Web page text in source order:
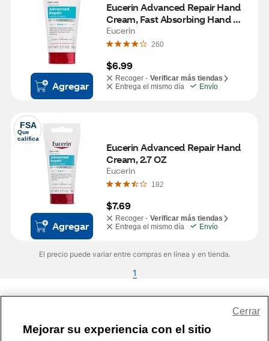
Agregar
Eucerin Advanced Repair Hand
Cream, Fast Absorbing Hand
Lotion, Use After Hand Washing,
2.7 OZ
Eucerin
260
$6.99
Recoger - Verificar más tiendas
Entrega el mismo día
Envío
FSA
Que
califica
Agregar
Eucerin Advanced Repair Hand
Cream, 2.7 OZ
Eucerin
182
$7.69
Recoger - Verificar más tiendas
Entrega el mismo día
Envío
El precio puede variar entre compras en línea y en tienda.
1
Mejorar su experiencia con el sitio
Cerrar